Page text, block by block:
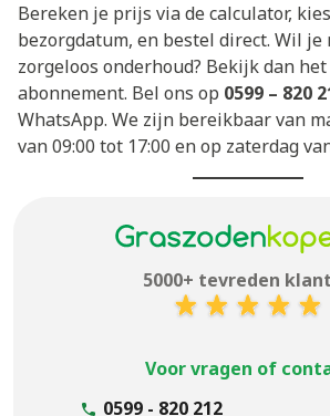
Bereken je prijs via de calculator,
bezorgdatum, en bestel direct. Wil je
zorgeloos onderhoud? Bekijk dan het
abonnement. Bel ons op 0599 – 820
WhatsApp. We zijn bereikbaar van
van 09:00 tot 17:00 en op zaterdag
5000+ tevreden
Voor vragen of
0599 - 820 212